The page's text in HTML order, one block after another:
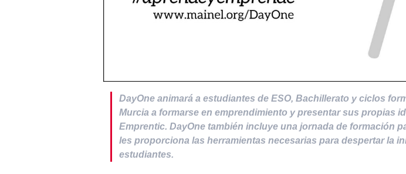
DayOne animará a estudiantes de ESO, Bachillerato y ciclos
Murcia a formarse en emprendimiento y presentar sus propias
Emprentic. DayOne también incluye una jornada de formación
les proporciona las herramientas necesarias para despertar la
estudiantes.